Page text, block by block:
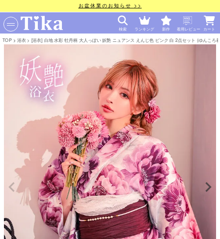
お盆休業のお知らせ >>
検索 ランキング 新作 着用レビュー カート
TOP 浴衣 [浴衣] 白地 水彩 牡丹柄 大人っぽい 妖艶 ニュアンス えんじ色 ピンク 白 2点セット (ゆんころ